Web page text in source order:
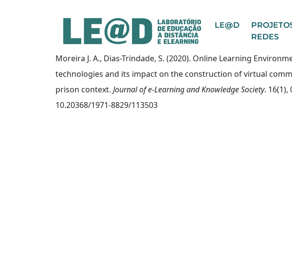
Ir para o conteúdo principal
Informações de acessibilidade LE@D
REDES
Moreira J. A., Dias-Trindade, S. (2020). Online Learning
technologies and its impact on the construction of virtual
prison context. Journal of e-Learning and Knowledge Society. 16(1),
10.20368/1971-8829/113503